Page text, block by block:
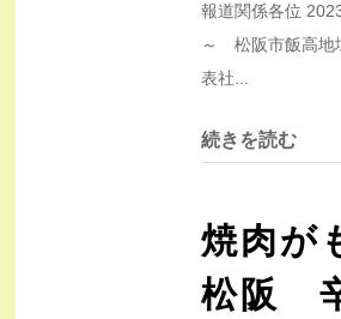
報道関係各位
～ 松阪市飯高地
表社...
続きを読む
焼肉が
松阪